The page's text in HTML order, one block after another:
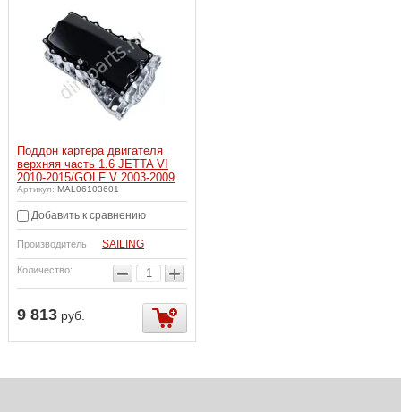
Поддон картера двигателя
верхняя часть 1.6 JETTA VI
2010-2015/GOLF V 2003-2009
Артикул: MAL06103601
Добавить к сравнению
Производитель SAILING
Количество: − +
9 813 руб.